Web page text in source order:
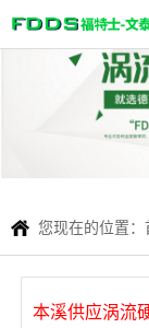
首
品
展
新
闻
检 您现在的位置：
本溪供应涡流